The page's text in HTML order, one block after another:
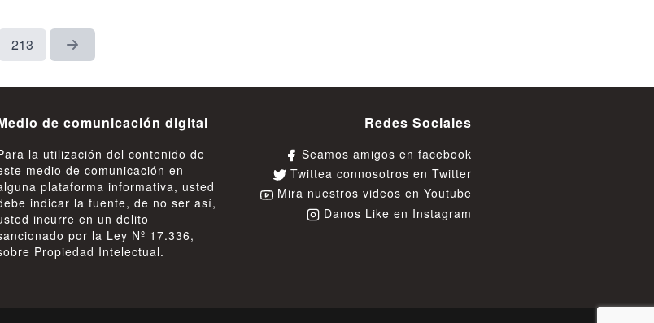
213
de comunicación digital
la utilización del contenido de
medio de comunicación en
plataforma informativa, usted
indicar la fuente, de no ser así,
incurre en un delito
por la Ley Nº 17.336,
Propiedad Intelectual.
Redes Sociales
Seamos amigos en facebook
Twittea connosotros en Twitter
Mira nuestros videos en Youtube
Danos Like en Instagram